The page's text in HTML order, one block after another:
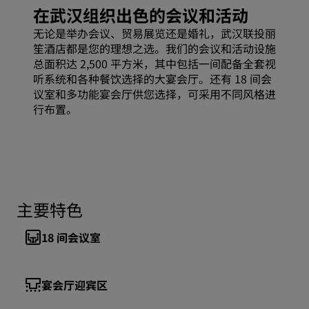
在武汉组织出色的会议和活动
无论是举办会议、贸易展览还是婚礼，武汉联投丽
笙酒店都是您的理想之选。我们的会议和活动设施
总面积达 2,500 平方米，其中包括一间配备全套视
听系统和各种餐饮选择的大宴会厅。还有 18 间会
议室和多功能宴会厅供您选择，可采用不同风格进
行布置。
主要特色
18 间会议室
宴会厅迎宾区